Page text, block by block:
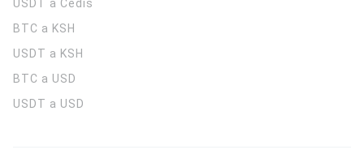
USDT a Cedis
BTC a KSH
USDT a KSH
BTC a USD
USDT a USD